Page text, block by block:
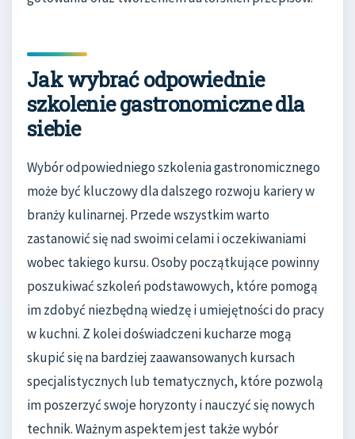
Jak wybrać odpowiednie
szkolenie gastronomiczne dla
siebie
Wybór odpowiedniego szkolenia gastronomicznego
może być kluczowy dla dalszego rozwoju kariery w
branży kulinarnej. Przede wszystkim warto
zastanowić się nad swoimi celami i oczekiwaniami
wobec takiego kursu. Osoby początkujące powinny
poszukiwać szkoleń podstawowych, które pomogą
im zdobyć niezbędną wiedzę i umiejętności do pracy
w kuchni. Z kolei doświadczeni kucharze mogą
skupić się na bardziej zaawansowanych kursach
specjalistycznych lub tematycznych, które pozwolą
im poszerzyć swoje horyzonty i nauczyć się nowych
technik. Ważnym aspektem jest także wybór